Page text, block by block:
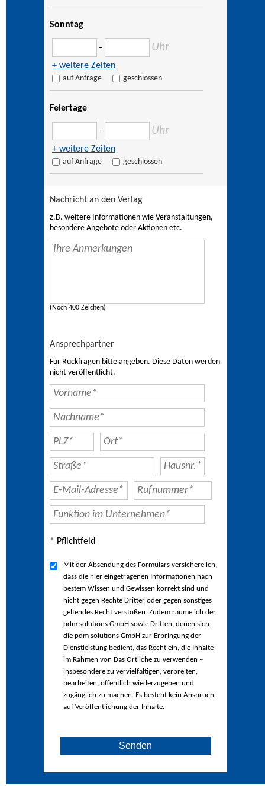
Sonntag
– Uhr
+ weitere Zeiten
auf Anfrage geschlossen
Feiertage
– Uhr
+ weitere Zeiten
auf Anfrage geschlossen
Nachricht an den Verlag
z.B. weitere Informationen wie Veranstaltungen,
besondere Angebote oder Aktionen etc.
(Noch 400 Zeichen)
Ansprechpartner
Für Rückfragen bitte angeben. Diese Daten werden
nicht veröffentlicht.
* Pflichtfeld
Mit der Absendung des Formulars versichere ich,
dass die hier eingetragenen Informationen nach
bestem Wissen und Gewissen korrekt sind und
nicht gegen Rechte Dritter oder gegen sonstiges
geltendes Recht verstoßen. Zudem räume ich der
pdm solutions GmbH sowie Dritten, denen sich
die pdm solutions GmbH zur Erbringung der
Dienstleistung bedient, das Recht ein, die Inhalte
im Rahmen von Das Örtliche zu verwenden –
insbesondere zu vervielfältigen, verbreiten,
bearbeiten, öffentlich wiederzugeben und
zugänglich zu machen. Es besteht kein Anspruch
auf Veröffentlichung der Inhalte.
Senden